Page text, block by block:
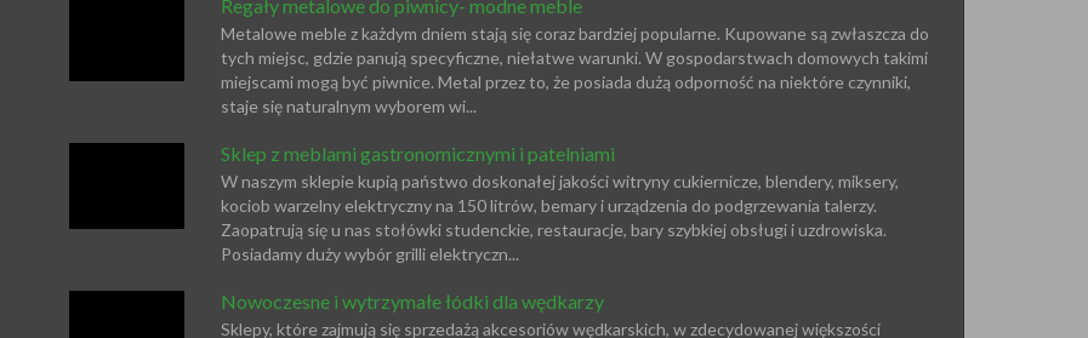
Regały metalowe do piwnicy- modne meble
Metalowe meble z każdym dniem stają się coraz bardziej popularne. Kupowane są zwłaszcza do
tych miejsc, gdzie panują specyficzne, niełatwe warunki. W gospodarstwach domowych takimi
miejscami mogą być piwnice. Metal przez to, że posiada dużą odporność na niektóre czynniki,
staje się naturalnym wyborem wi...
Sklep z meblami gastronomicznymi i patelniami
W naszym sklepie kupią państwo doskonałej jakości witryny cukiernicze, blendery, miksery,
kociob warzelny elektryczny na 150 litrów, bemary i urządzenia do podgrzewania talerzy.
Zaopatrują się u nas stołówki studenckie, restauracje, bary szybkiej obsługi i uzdrowiska.
Posiadamy duży wybór grilli elektryczn...
Nowoczesne i wytrzymałe łódki dla wędkarzy
Sklepy, które zajmują się sprzedażą akcesoriów wędkarskich, w zdecydowanej większości